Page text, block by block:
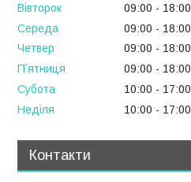
Вівторок
09:00
18:00
Середа
09:00
18:00
Четвер
09:00
18:00
Пʼятниця
09:00
18:00
Субота
10:00
17:00
Неділя
10:00 17:00
Контакти